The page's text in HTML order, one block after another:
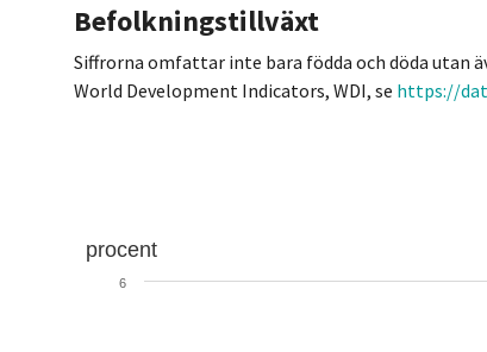
Befolkningstillväxt
Siffrorna omfattar inte bara födda och döda utan
World Development Indicators, WDI, se https://
procent
6